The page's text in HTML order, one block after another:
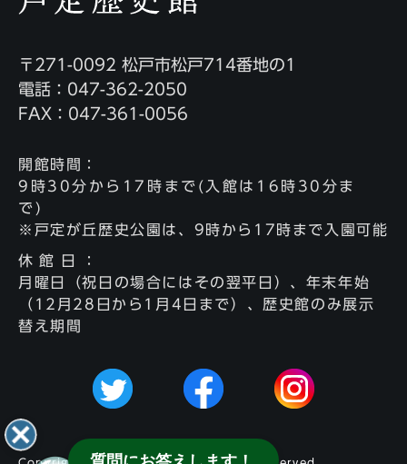
〒271-0092 松戸市松戸714番地の1
電話：047-362-2050
FAX：047-361-0056
開館時間
：
9時30分から17時まで(入館は16時30分ま
で)
※戸定が丘歴史公園は、9時から17時まで入園可能
休館日
：
月曜日（祝日の場合にはその翌平日）、年末年始
（12月28日から1月4日まで）、歴史館のみ展示
替え期間